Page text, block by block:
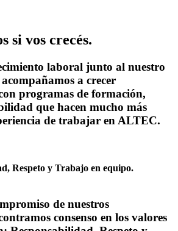
si vos crecés.
laboral junto al nuestro
a crecer
programas de formación,
que hacen mucho más
de trabajar en ALTEC.
Respeto y Trabajo en equipo.
de nuestros
consenso en los valores